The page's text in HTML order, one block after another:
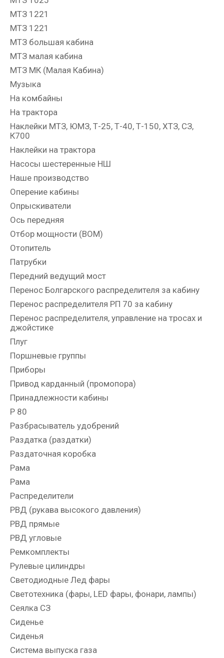
МТЗ 1221
МТЗ 1221
МТЗ большая кабина
МТЗ малая кабина
МТЗ МК (Малая Кабина)
Музыка
На комбайны
На трактора
Наклейки МТЗ, ЮМЗ, Т-25, Т-40, Т-150, ХТЗ, СЗ,
К700
Наклейки на трактора
Насосы шестеренные НШ
Наше производство
Оперение кабины
Опрыскиватели
Ось передняя
Отбор мощности (ВОМ)
Отопитель
Патрубки
Передний ведущий мост
Перенос Болгарского распределителя за кабину
Перенос распределителя РП 70 за кабину
Перенос распределителя, управление на тросах и
джойстике
Плуг
Поршневые группы
Приборы
Привод карданный (промопора)
Принадлежности кабины
Р 80
Разбрасыватель удобрений
Раздатка (раздатки)
Раздаточная коробка
Рама
Рама
Распределители
РВД (рукава высокого давления)
РВД прямые
РВД угловые
Ремкомплекты
Рулевые цилиндры
Светодиодные Лед фары
Светотехника (фары, LED фары, фонари, лампы)
Сеялка СЗ
Сиденье
Сиденья
Система выпуска газа